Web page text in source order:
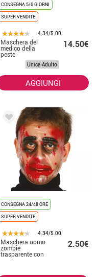
CONSEGNA 5/6 GIORNI
SUPER VENDITE
4.34/5.00
Maschera del
medico della
peste
14.50€
Unica Adulto
AGGIUNGI
CONSEGNA 24/48 ORE
SUPER VENDITE
4.34/5.00
Maschera uomo
zombie
trasparente con
sangue
2.50€